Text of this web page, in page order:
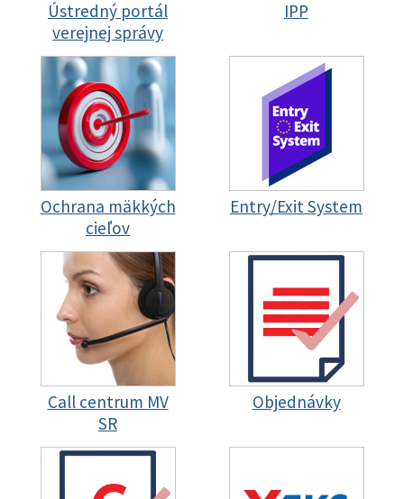
Ústredný portál
verejnej správy
IPP
Ochrana mäkkých
cieľov
Entry/Exit System
Call centrum MV
SR
Objednávky